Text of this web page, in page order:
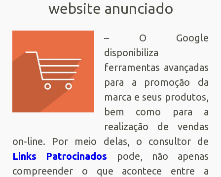
website anunciado
– O Google
disponibiliza
ferramentas avançadas
para a promoção da
marca e seus produtos,
bem como para a
realização de vendas
on-line. Por meio delas, o consultor de
Links Patrocinados pode, não apenas
compreender o que acontece entre a